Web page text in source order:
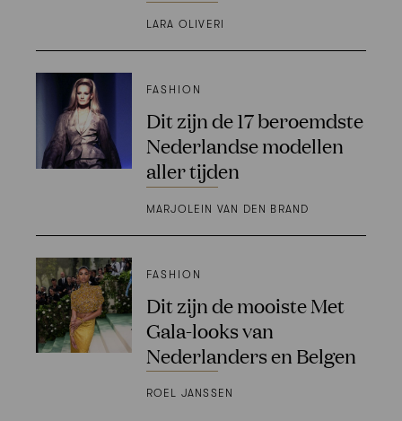
LARA OLIVERI
FASHION
Dit zijn de 17 beroemdste
Nederlandse modellen
aller tijden
MARJOLEIN VAN DEN BRAND
FASHION
Dit zijn de mooiste Met
Gala-looks van
Nederlanders en Belgen
ROEL JANSSEN